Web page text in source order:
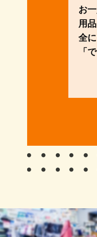
お
用
全
「